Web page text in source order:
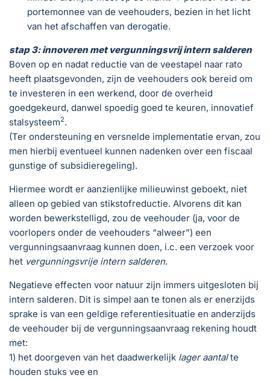
portemonnee van de veehouders, bezien in het licht
van het afschaffen van derogatie.
stap 3: innoveren met vergunningsvrij intern salderen
Boven op en nadat reductie van de veestapel naar rato
heeft plaatsgevonden, zijn de veehouders ook bereid om
te investeren in een werkend, door de overheid
goedgekeurd, danwel spoedig goed te keuren, innovatief
stalsysteem2.
(Ter ondersteuning en versnelde implementatie ervan, zou
men hierbij eventueel kunnen nadenken over een fiscaal
gunstige of subsidieregeling).
Hiermee wordt er aanzienlijke milieuwinst geboekt, niet
alleen op gebied van stikstofreductie. Alvorens dit kan
worden bewerkstelligd, zou de veehouder (ja, voor de
voorlopers onder de veehouders “alweer”) een
vergunningsaanvraag kunnen doen, i.c. een verzoek voor
het vergunningsvrije intern salderen.
Negatieve effecten voor natuur zijn immers uitgesloten bij
intern salderen. Dit is simpel aan te tonen als er enerzijds
sprake is van een geldige referentiesituatie en anderzijds
de veehouder bij de vergunningsaanvraag rekening houdt
met:
1) het doorgeven van het daadwerkelijk lager aantalte
houden stuks vee en